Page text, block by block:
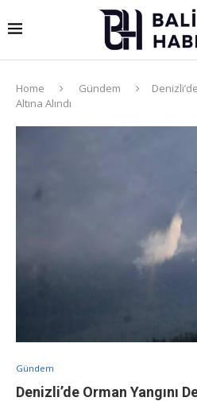
Home Gündem
Altına Alındı
Gündem
Denizli’de Orman Yangını